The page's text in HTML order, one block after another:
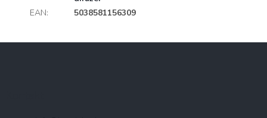
EAN: 5038581156309